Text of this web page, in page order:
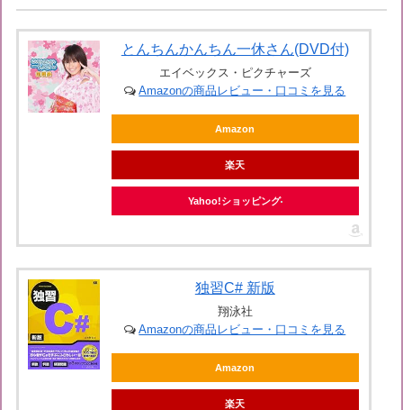
とんちんかんちん一休さん(DVD付)
エイベックス・ピクチャーズ
Amazonの商品レビュー・口コミを見る
Amazon
楽天
Yahoo!ショッピング
独習C# 新版
翔泳社
Amazonの商品レビュー・口コミを見る
Amazon
楽天